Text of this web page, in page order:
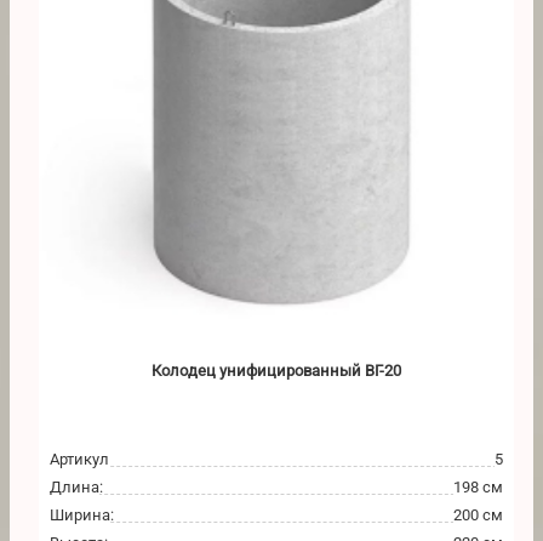
Колодец унифицированный ВГ-20
Артикул
5
Длина:
198 см
Ширина:
200 см